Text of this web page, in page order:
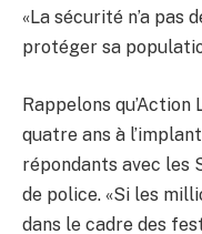
«La sécurité n’a pas
protéger sa
Rappelons
quatre ans à
répondants avec les
de police. «Si les
dans le cadre des